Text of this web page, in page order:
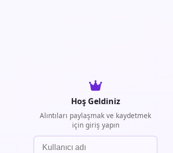
Hoş Geldiniz
Alıntıları paylaşmak ve kaydetmek
için giriş yapın